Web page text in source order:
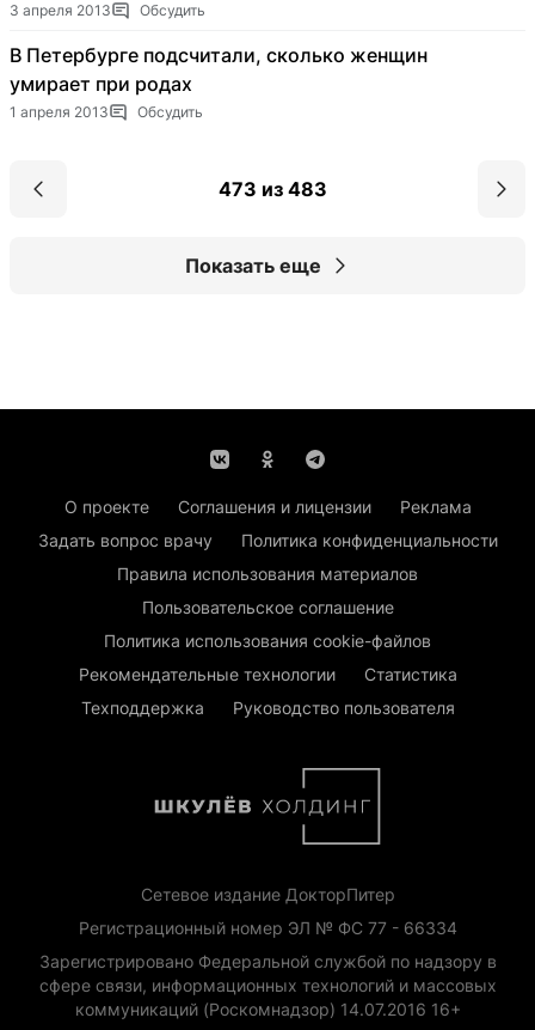
3 апреля 2013 Обсудить
В Петербурге подсчитали, сколько женщин
умирает при родах
1 апреля 2013 Обсудить
473 из 483
Показать еще
О проекте Соглашения и лицензии
Реклама
Задать вопрос врачу
Политика конфиденциальности
Правила использования материалов
Пользовательское соглашение
Политика использования cookie-файлов
Рекомендательные технологии
Статистика
Техподдержка
Руководство пользователя
Сетевое издание ДокторПитер
Регистрационный номер ЭЛ № ФС 77 - 66334
Зарегистрировано Федеральной службой по надзору в
сфере связи, информационных технологий и массовых
коммуникаций (Роскомнадзор) 14.07.2016 16+